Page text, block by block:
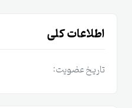
اطلاعات کلی
تاریخ عضویت: